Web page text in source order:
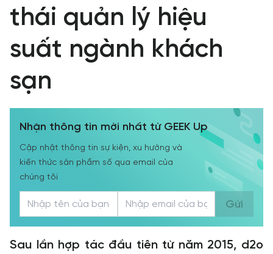
thái quản lý hiệu
suất ngành khách
sạn
Nhận thông tin mới nhất từ GEEK Up
Cập nhật thông tin sự kiện, xu hướng và
kiến thức sản phẩm số qua email của
chúng tôi
Gửi
Sau lần hợp tác đầu tiên từ năm 2015, d2o